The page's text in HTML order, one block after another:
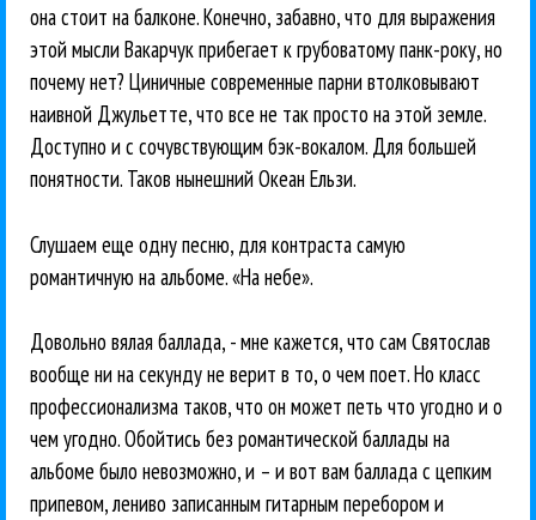
она стоит на балконе. Конечно, забавно, что для выражения
этой мысли Вакарчук прибегает к грубоватому панк-року, но
почему нет? Циничные современные парни втолковывают
наивной Джульетте, что все не так просто на этой земле.
Доступно и с сочувствующим бэк-вокалом. Для большей
понятности. Таков нынешний Океан Ельзи.
Слушаем еще одну песню, для контраста самую
романтичную на альбоме. «На небе».
Довольно вялая баллада, - мне кажется, что сам Святослав
вообще ни на секунду не верит в то, о чем поет. Но класс
профессионализма таков, что он может петь что угодно и о
чем угодно. Обойтись без романтической баллады на
альбоме было невозможно, и – и вот вам баллада с цепким
припевом, лениво записанным гитарным перебором и